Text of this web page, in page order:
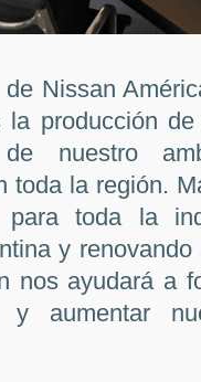
Nissan
la producción
nuestro
toda la región.
toda la
y
nos ayudará a
y aumentar